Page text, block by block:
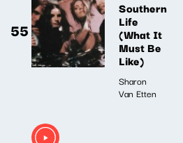
55
Southern
Life
(What It
Must Be
Like)
Sharon
Van Etten